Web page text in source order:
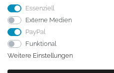
Essenziell
Externe Medien
PayPal
Funktional
Weitere Einstellungen